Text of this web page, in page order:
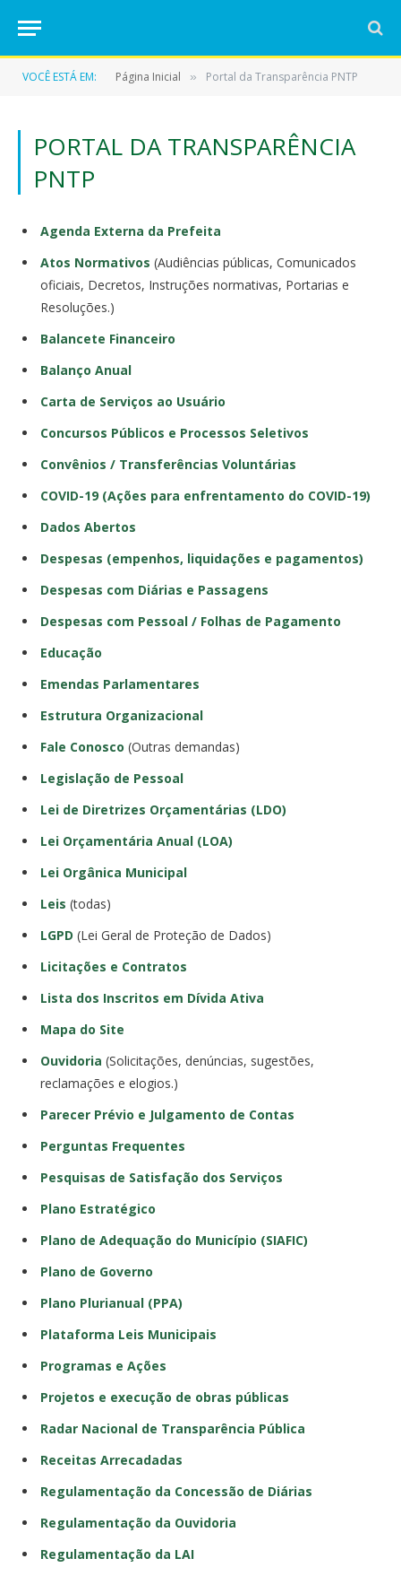
VOCÊ ESTÁ EM: Página Inicial » Portal da Transparência PNTP
PORTAL DA TRANSPARÊNCIA
PNTP
Agenda Externa da Prefeita
Atos Normativos (Audiências públicas, Comunicados
oficiais, Decretos, Instruções normativas, Portarias e
Resoluções.)
Balancete Financeiro
Balanço Anual
Carta de Serviços ao Usuário
Concursos Públicos e Processos Seletivos
Convênios / Transferências Voluntárias
COVID-19 (Ações para enfrentamento do COVID-19)
Dados Abertos
Despesas (empenhos, liquidações e pagamentos)
Despesas com Diárias e Passagens
Despesas com Pessoal / Folhas de Pagamento
Educação
Emendas Parlamentares
Estrutura Organizacional
Fale Conosco (Outras demandas)
Legislação de Pessoal
Lei de Diretrizes Orçamentárias (LDO)
Lei Orçamentária Anual (LOA)
Lei Orgânica Municipal
Leis (todas)
LGPD (Lei Geral de Proteção de Dados)
Licitações e Contratos
Lista dos Inscritos em Dívida Ativa
Mapa do Site
Ouvidoria (Solicitações, denúncias, sugestões,
reclamações e elogios.)
Parecer Prévio e Julgamento de Contas
Perguntas Frequentes
Pesquisas de Satisfação dos Serviços
Plano Estratégico
Plano de Adequação do Município (SIAFIC)
Plano de Governo
Plano Plurianual (PPA)
Plataforma Leis Municipais
Programas e Ações
Projetos e execução de obras públicas
Radar Nacional de Transparência Pública
Receitas Arrecadadas
Regulamentação da Concessão de Diárias
Regulamentação da Ouvidoria
Regulamentação da LAI